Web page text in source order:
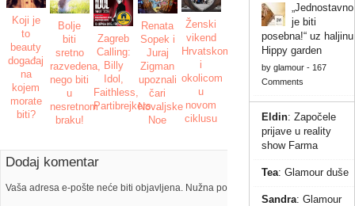
Koji je
to
beauty
događaj
na
kojem
morate
biti?
Bolje
biti
sretno
razvedena,
nego biti
u
nesretnom
braku!
Zagreb
Calling:
Billy
Idol,
Faithless,
Partibrejkers…
Renata
Sopek i
Juraj
Zigman
upoznali
čari
Novaljske
Noe
Ženski
vikend
Hrvatskom
i
okolicom
u
novom
ciklusu
Dodaj komentar
Vaša adresa e-pošte neće biti objavljena. Nužna polja su označena s
„Jednostavno
je biti
posebna!“ uz haljinu
Hippy garden
by glamour- 167
Comments
Eldin: Započele
prijave u reality
show Farma
Tea: Glamour duše
Sandra: Glamour